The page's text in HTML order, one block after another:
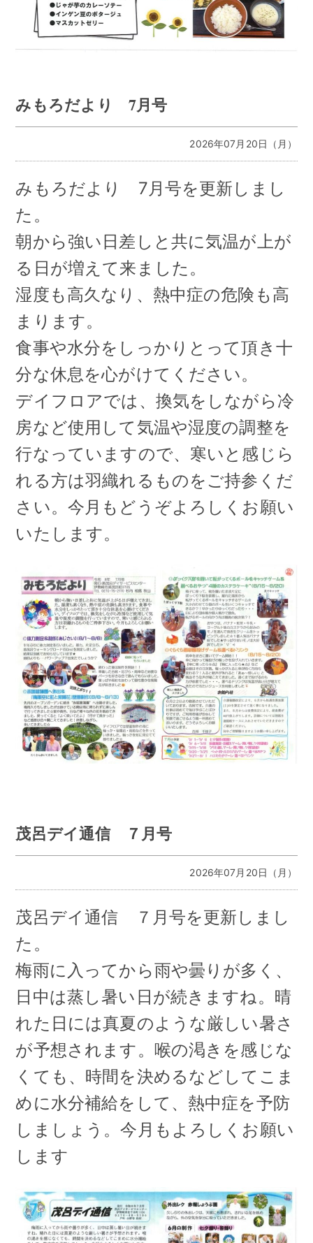
みもろだより 7月号
2026年07月20日（月）
みもろだより 7月号を更新しまし
た。
朝から強い日差しと共に気温が上が
る日が増えて来ました。
湿度も高久なり、熱中症の危険も高
まります。
食事や水分をしっかりとって頂き十
分な休息を心がけてください。
デイフロアでは、換気をしながら冷
房など使用して気温や湿度の調整を
行なっていますので、寒いと感じら
れる方は羽織れるものをご持参くだ
さい。今月もどうぞよろしくお願い
いたします。
茂呂デイ通信 ７月号
2026年07月20日（月）
茂呂デイ通信 ７月号を更新しまし
た。
梅雨に入ってから雨や曇りが多く、
日中は蒸し暑い日が続きますね。晴
れた日には真夏のような厳しい暑さ
が予想されます。喉の渇きを感じな
くても、時間を決めるなどしてこま
めに水分補給をして、熱中症を予防
しましょう。今月もよろしくお願い
します